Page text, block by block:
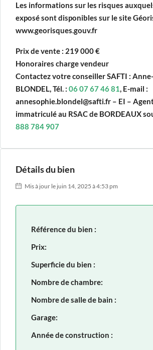
Les informations sur les risques
exposé sont disponibles sur le site
www.georisques.gouv.fr
Prix de vente : 219 000 €
Honoraires charge vendeur
Contactez votre conseiller SAFTI :
BLONDEL, Tél. : 06 07 67 46 81, E-mail :
annesophie.blondel@safti.fr – EI –
immatriculé au RSAC de BORDEAUX
888 784 907
Détails du bien
Mis à jour le juin 14, 2025 à 4:53 pm
Référence du bien :
Prix:
Superficie du bien :
Nombre de chambre:
Nombre de salle de bain :
Garage:
Année de construction :